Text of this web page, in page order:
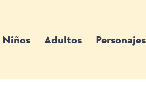
Niños Adultos Personajes